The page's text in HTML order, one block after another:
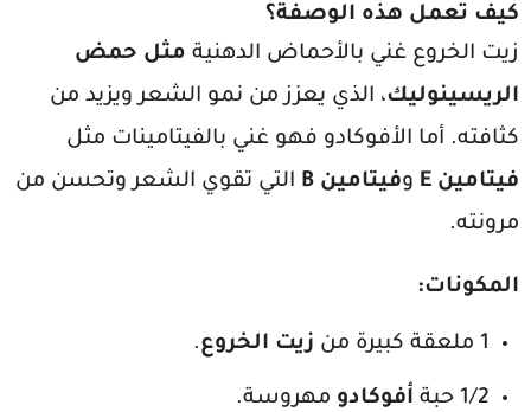
كيف تعمل هذه الوصفة؟
زيت الخروع غني بالأحماض الدهنية مثل حمض
الريسينوليك، الذي يعزز من نمو الشعر ويزيد من
كثافته. أما الأفوكادو فهو غني بالفيتامينات مثل
فيتامين E
وفيتامين B
التي تقوي الشعر وتحسن من
مرونته.
المكونات:
1 ملعقة كبيرة من زيت الخروع.
1/2 حبة أفوكادو مهروسة.